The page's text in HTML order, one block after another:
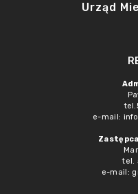
Urząd
e-mail:
tel.
e-mail: